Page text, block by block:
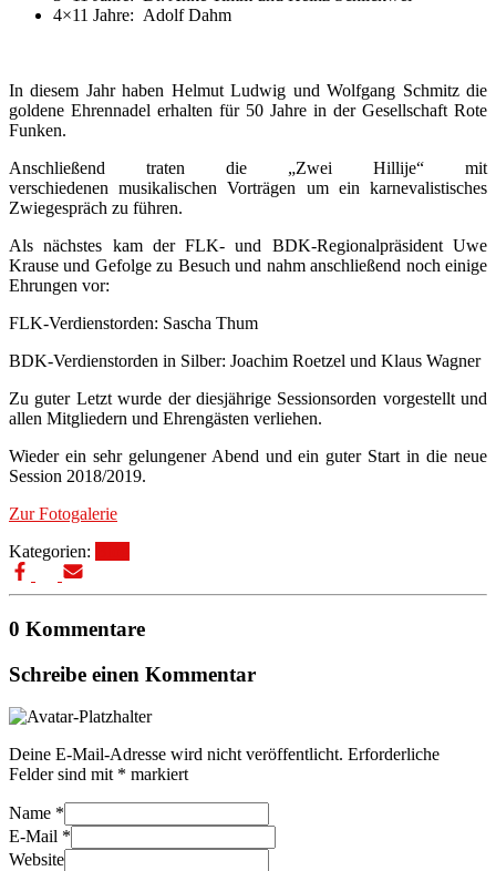
4×11 Jahre: Adolf Dahm
In diesem Jahr haben Helmut Ludwig und Wolfgang Schmitz die
goldene Ehrennadel erhalten für 50 Jahre in der Gesellschaft Rote
Funken.
Anschließend traten die „Zwei Hillije“ mit
verschiedenen musikalischen Vorträgen um ein karnevalistisches
Zwiegespräch zu führen.
Als nächstes kam der FLK- und BDK-Regionalpräsident Uwe
Krause und Gefolge zu Besuch und nahm anschließend noch einige
Ehrungen vor:
FLK-Verdienstorden: Sascha Thum
BDK-Verdienstorden in Silber: Joachim Roetzel und Klaus Wagner
Zu guter Letzt wurde der diesjährige Sessionsorden vorgestellt und
allen Mitgliedern und Ehrengästen verliehen.
Wieder ein sehr gelungener Abend und ein guter Start in die neue
Session 2018/2019.
Zur Fotogalerie
Kategorien:
0 Kommentare
Schreibe einen Kommentar
Deine E-Mail-Adresse wird nicht veröffentlicht. Erforderliche
Felder sind mit * markiert
Name *
E-Mail *
Website